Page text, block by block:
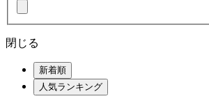
閉じる
新着順
人気ランキング